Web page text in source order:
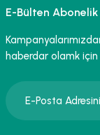
Ürün
Ürün fiyatı
Bu ürüne
E-Bülten Abonelik
haberdar olamk